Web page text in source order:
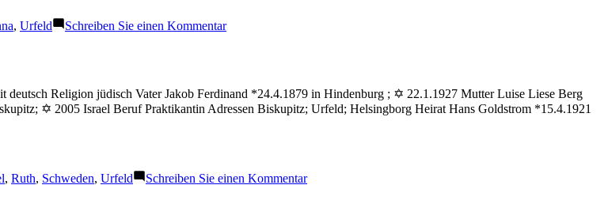
, Urfeld Schreiben Sie einen Kommentarzu
Religion jüdisch Vater Jakob Ferdinand *24.4.1879 in Hindenburg ; ✡ 22.1.1927 Mutter Luise Liese Berg
✡ 2005 Israel Beruf Praktikantin Adressen Biskupitz; Urfeld; Helsingborg Heirat Hans Goldstrom *15.4.1921
, Ruth, Schweden, Urfeld Schreiben Sie einen Kommentarzu